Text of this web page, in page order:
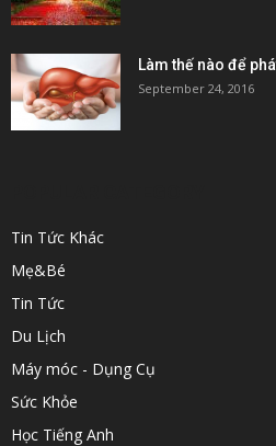
Làm thế nào để
September 24, 2016
Tin Tức Khác
Mẹ&Bé
Tin Tức
Du Lịch
Máy móc - Dụng Cụ
Sức Khỏe
Học Tiếng Anh